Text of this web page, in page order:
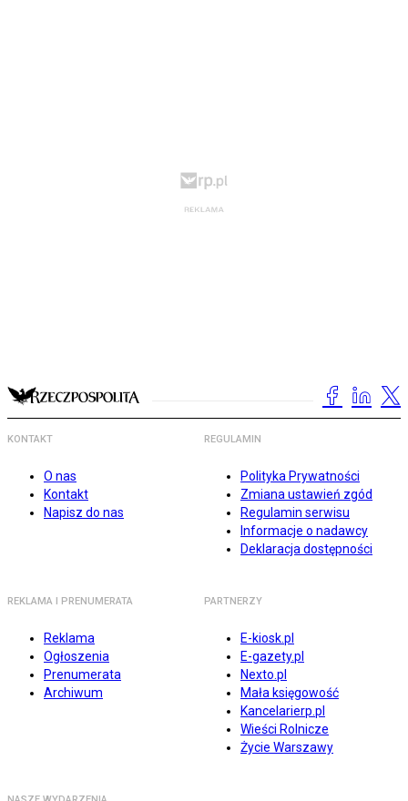
KONTAKT
O nas
Kontakt
Napisz do nas
REGULAMIN
Polityka Prywatności
Zmiana ustawień zgód
Regulamin serwisu
Informacje o nadawcy
Deklaracja dostępności
REKLAMA I PRENUMERATA
Reklama
Ogłoszenia
Prenumerata
Archiwum
PARTNERZY
E-kiosk.pl
E-gazety.pl
Nexto.pl
Mała księgowość
Kancelarierp.pl
Wieści Rolnicze
Życie Warszawy